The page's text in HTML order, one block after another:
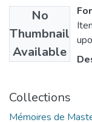
No
Thumbnail
Available
Collections
Mémoires de